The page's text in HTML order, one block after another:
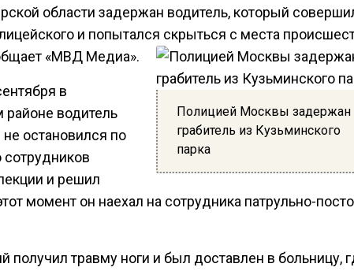
области задержан водитель, который
и попытался скрыться с места
«МВД Медиа».
Полицией Москвы задержан
грабитель из Кузьминского
парка
в
районе водитель
остановился по
и решил
момент он наехал на сотрудника патрульно-
получил травму ноги и был доставлен в больницу,